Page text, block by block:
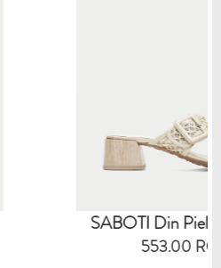
SABOTI Din Piele Naturala